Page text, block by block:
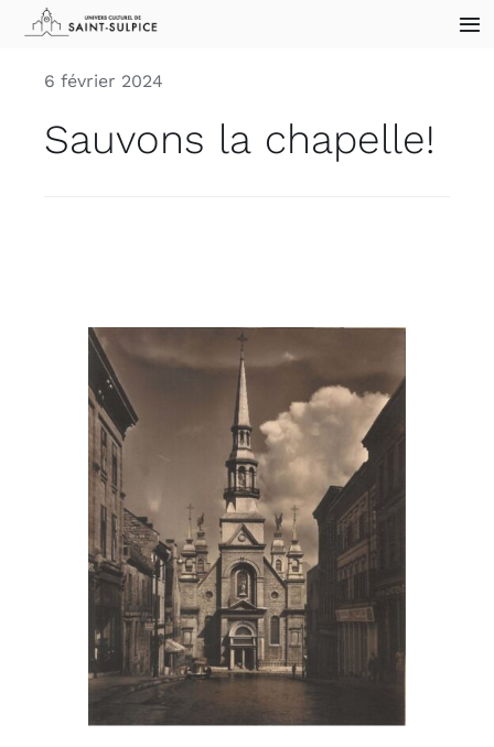
content
Archives
Blogue
Nous joindre
English
6 février 2024
Sauvons la chapelle!